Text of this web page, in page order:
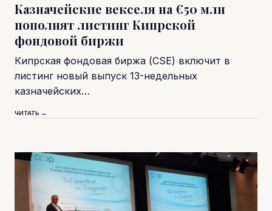
Казначейские векселя на €50 млн
пополнят листинг Кипрской
фондовой биржи
Кипрская фондовая биржа (CSE) включит в
листинг новый выпуск 13-недельных
казначейских…
ЧИТАТЬ →